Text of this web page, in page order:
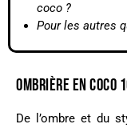
coco ?
Pour les autres
OMBRIÈRE EN COCO
De l’ombre et du